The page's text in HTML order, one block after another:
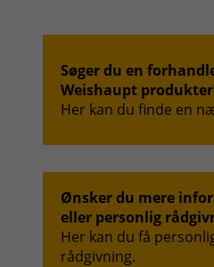
Søger du en
Weishaupt
Her kan du finde en
Ønsker du mere
eller personlig
Her kan du få
rådgivning.